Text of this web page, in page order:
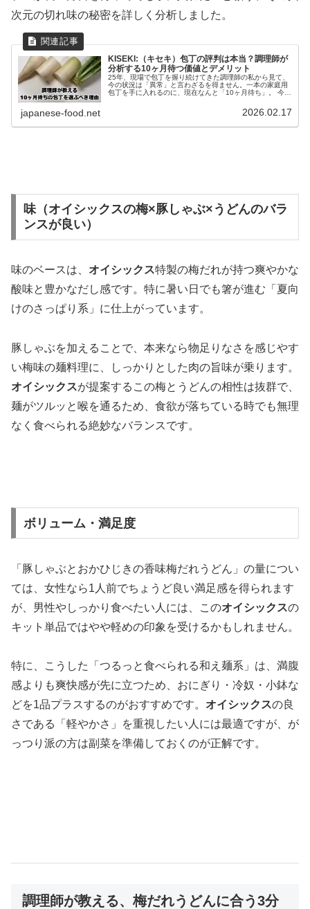
次元の切れ味の秘密を詳しく分析しました。
KISEKI:（キセキ）包丁の評判は本当？調理師が
分析する10ヶ月待つ価値とデメリット
25年、現場で包丁を握り続けてきた調理師の私から見て、
今の状況は「異常」と言わざるを得ません。一本の家庭用
包丁を手に入れるのに、現在なんと「10ヶ月待ち」。 今、
japanese-food.net 2026.02.17
味（オイシックスの梅×豚しゃぶ×うどんのバラ
ンスが良い）
味のベースは、 オイシックス特製の梅だれが持つ爽やかな
酸味と豊かなだし感です。特に暑い日でも箸が進む「夏向
けのさっぱり系」に仕上がっています。
豚しゃぶを加えることで、本来なら物足りなさを感じやす
い梅味の麺料理に、しっかりとした肉の旨味が乗ります。
オイシックスが提案するこの梅とうどんの相性は抜群で、
麺がツルッと喉を通るため、食欲が落ちている時でも無理
なく食べられる絶妙なバランスです。
ボリューム・満足度
「豚しゃぶとおかひじきの香味梅だれうどん」の量につい
ては、女性なら1人前でちょうど良い満足感を得られます
が、男性やしっかり食べたい人には、このオイシックスの
キット単品ではやや軽めの印象を受けるかもしれません。
特に、こうした「つるっと食べられる和え麺系」は、満腹
感よりも爽快感が先に立つため、おにぎり・冷奴・小鉢な
どを1品プラスするのがおすすめです。 オイシックスの良
さである「軽やかさ」を重視したい人には最適ですが、が
っつり派の方は副菜を準備しておくのが正解です。
調理師が教える、梅だれうどんに合う3分